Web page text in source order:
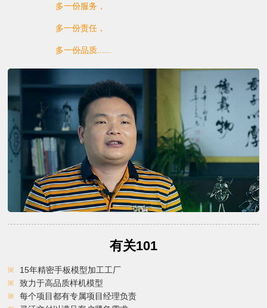
多一份服务，
多一份责任，
多一份品质......
有关101
15年精密手板模型加工工厂
致力于高品质样机模型
每个项目都有专属项目经理负责